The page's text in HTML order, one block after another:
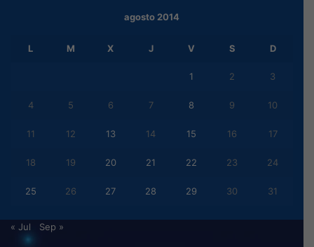
agosto 2014
L M X J V S D
1 2 3
4 5 6 7 8 9 10
11 12 13 14 15 16 17
18 19 20 21 22 23 24
25 26 27 28 29 30 31
« Jul Sep »